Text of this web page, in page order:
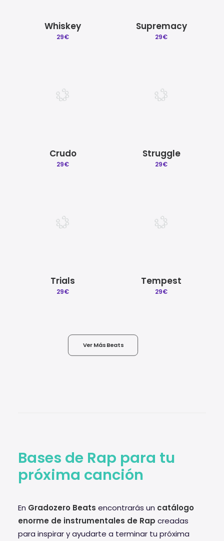
Whiskey
29€
Supremacy
29€
Crudo
29€
Struggle
29€
Trials
29€
Tempest
29€
Ver Más Beats
Bases de Rap para tu
próxima canción
En Gradozero Beats encontrarás un catálogo
enorme de instrumentales de Rap creadas
para inspirar y ayudarte a terminar tu próxima